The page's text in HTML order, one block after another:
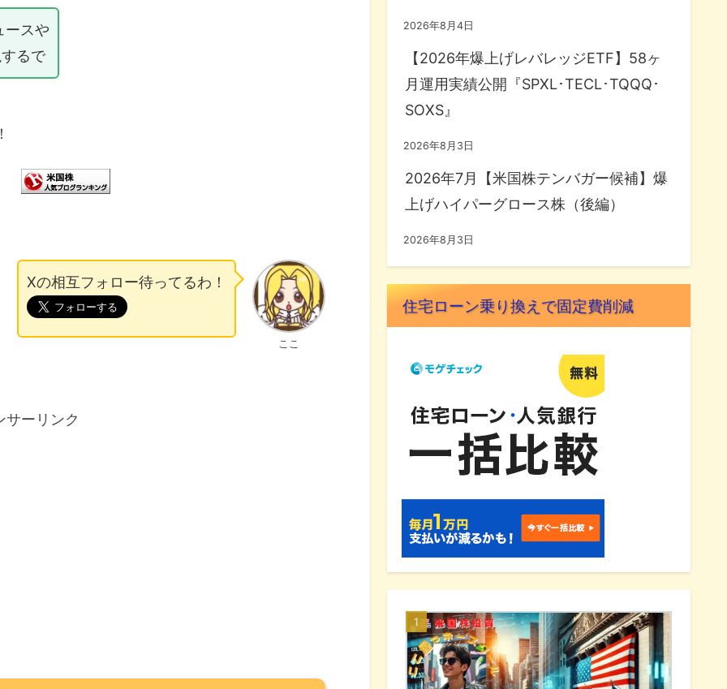
ースや
るで
ここ
Xの相互フォロー待ってるわ！
サーリンク
2026年8月4日
【2026年爆上げレバレッジETF】58ヶ
月運用実績公開『SPXL･TECL･TQQQ･
SOXS』
2026年8月3日
2026年7月【米国株テンバガー候補】爆
上げハイパーグロース株（後編）
2026年8月3日
住宅ローン乗り換えで固定費削減